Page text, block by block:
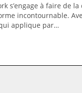
s’engage à faire de
incontournable.
applique par…